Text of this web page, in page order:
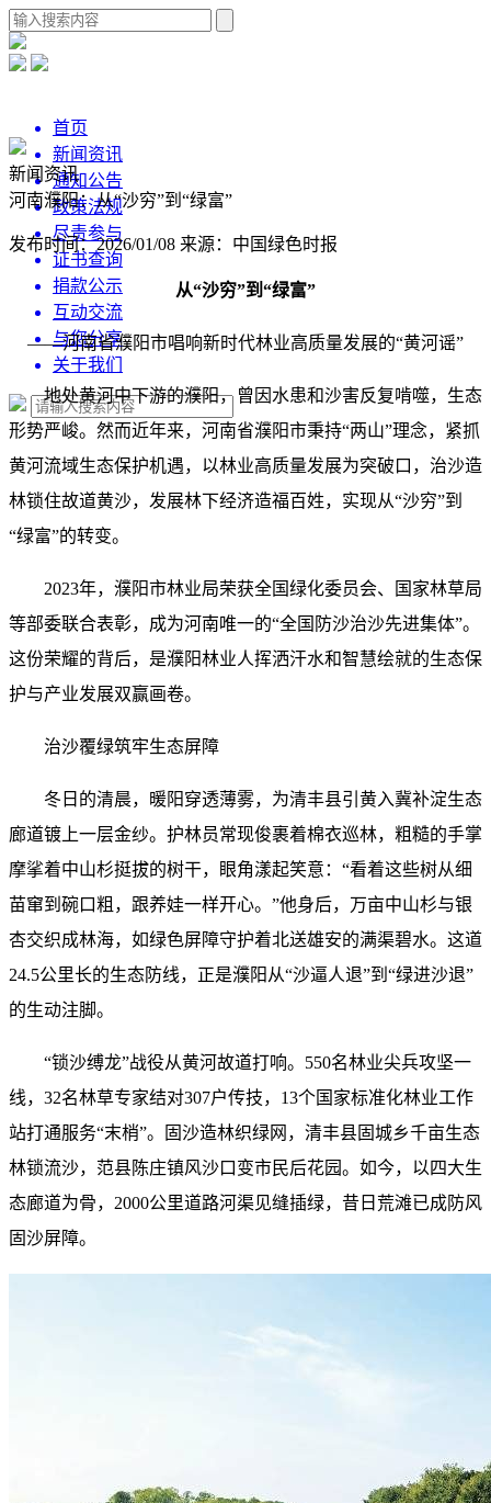
首页
新闻资讯
通知公告
政策法规
尽责参与
证书查询
捐款公示
互动交流
与您分享
关于我们
新闻资讯
河南濮阳：从“沙穷”到“绿富”
发布时间：2026/01/08 来源：中国绿色时报
从“沙穷”到“绿富”
——河南省濮阳市唱响新时代林业高质量发展的“黄河谣”
地处黄河中下游的濮阳，曾因水患和沙害反复啃噬，生态
形势严峻。然而近年来，河南省濮阳市秉持“两山”理念，紧抓
黄河流域生态保护机遇，以林业高质量发展为突破口，治沙造
林锁住故道黄沙，发展林下经济造福百姓，实现从“沙穷”到
“绿富”的转变。
2023年，濮阳市林业局荣获全国绿化委员会、国家林草局
等部委联合表彰，成为河南唯一的“全国防沙治沙先进集体”。
这份荣耀的背后，是濮阳林业人挥洒汗水和智慧绘就的生态保
护与产业发展双赢画卷。
治沙覆绿筑牢生态屏障
冬日的清晨，暖阳穿透薄雾，为清丰县引黄入冀补淀生态
廊道镀上一层金纱。护林员常现俊裹着棉衣巡林，粗糙的手掌
摩挲着中山杉挺拔的树干，眼角漾起笑意：“看着这些树从细
苗窜到碗口粗，跟养娃一样开心。”他身后，万亩中山杉与银
杏交织成林海，如绿色屏障守护着北送雄安的满渠碧水。这道
24.5公里长的生态防线，正是濮阳从“沙逼人退”到“绿进沙退”
的生动注脚。
“锁沙缚龙”战役从黄河故道打响。550名林业尖兵攻坚一
线，32名林草专家结对307户传技，13个国家标准化林业工作
站打通服务“末梢”。固沙造林织绿网，清丰县固城乡千亩生态
林锁流沙，范县陈庄镇风沙口变市民后花园。如今，以四大生
态廊道为骨，2000公里道路河渠见缝插绿，昔日荒滩已成防风
固沙屏障。